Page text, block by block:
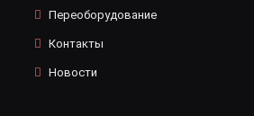
Переоборудование
Контакты
Новости